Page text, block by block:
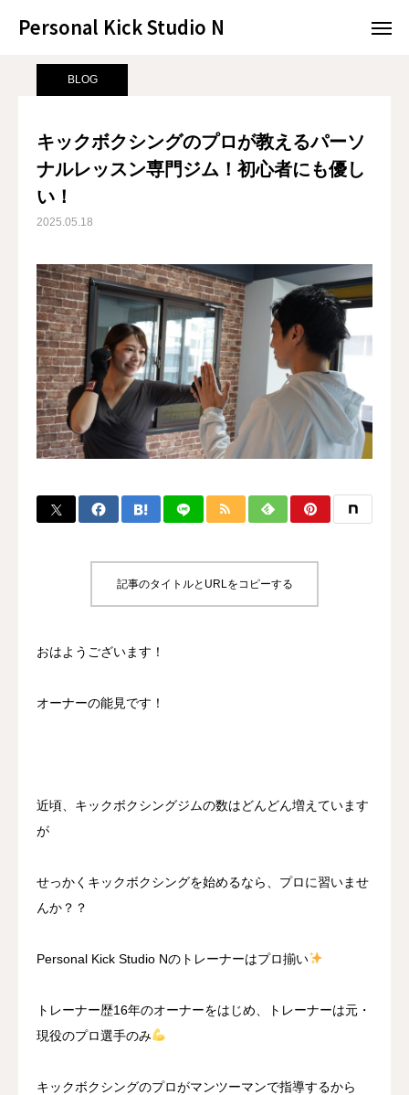
Personal Kick Studio N
サンプルページ BLOG キックボクシングのプロが教えるパーソナルレッスン専門ジム！初心者にも優しい！
BLOG
キックボクシングのプロが教えるパーソ
ナルレッスン専門ジム！初心者にも優し
い！
2025.05.18
記事のタイトルとURLをコピーする
おはようございます！
オーナーの能見です！
近頃、キックボクシングジムの数はどんどん増えています
が
せっかくキックボクシングを始めるなら、プロに習いませ
んか？？
Personal Kick Studio Nのトレーナーはプロ揃い
トレーナー歴16年のオーナーをはじめ、トレーナーは元・
現役のプロ選手のみ
キックボクシングのプロがマンツーマンで指導するから
Personal Kick Studio N
BLOG CONTACT
ホットペッパー
CONCEPT
MENU
ACCESS
BLOG